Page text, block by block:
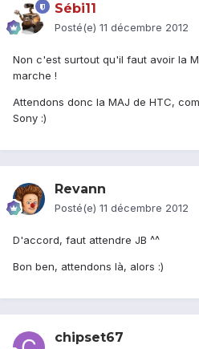
Sébi11
Posté(e) 11 décembre 2012
Non c'est surtout qu'il faut avoir la
marche !
Attendons donc la MAJ de HTC,
Sony :)
Revann
Posté(e) 11 décembre 2012
D'accord, faut attendre JB ^^
Bon ben, attendons là, alors :)
chipset67